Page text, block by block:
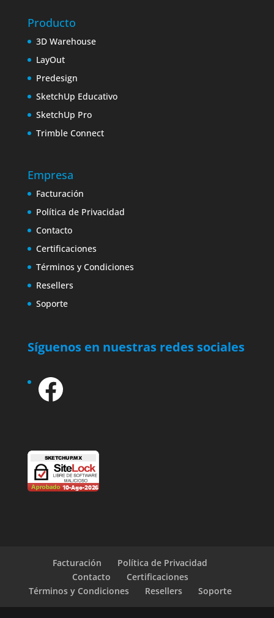
Producto
3D Warehouse
LayOut
Predesign
SketchUp Educativo
SketchUp Pro
Trimble Connect
Empresa
Facturación
Política de Privacidad
Contacto
Certificaciones
Términos y Condiciones
Resellers
Soporte
Síguenos en nuestras redes sociales
Facebook
Facturación
Política de Privacidad
Contacto
Certificaciones
Términos y Condiciones
Resellers Soporte